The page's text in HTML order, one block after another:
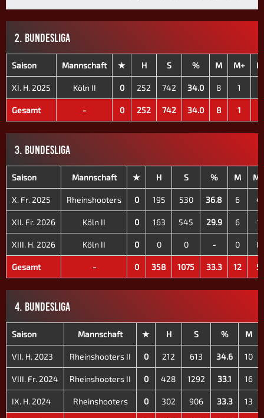
2. BUNDESLIGA
Saison Mannschaft ★ H S % M M+
XI. H. 2025 Köln II 0 252 742 34.0 8 1
Gesamt - 0 252 742 34.0 8 1
3. BUNDESLIGA
Saison Mannschaft ★ H S % M M+
X. Fr. 2025 Rheinshooters 0 195 530 36.8 6 4
XII. Fr. 2026 Köln II 0 163 545 29.9 6 1
XIII. H. 2026 Köln II 0 0 0 - 0 0
Gesamt - 0 358 1075 33.3 12 5
4. BUNDESLIGA
Saison Mannschaft ★ H S % M
VII. H. 2023 Rheinshooters II 0 212 613 34.6 10
VIII. Fr. 2024 Rheinshooters II 0 428 1292 33.1 16
IX. H. 2024 Rheinshooters 0 302 906 33.3 13